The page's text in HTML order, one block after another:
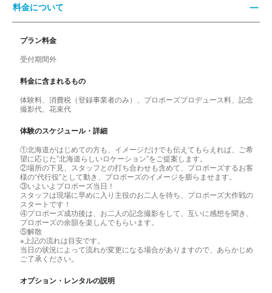
料金について
プラン料金
受付期間外
料金に含まれるもの
体験料、消費税（登録事業者のみ）、プロポーズプロデュース料、記念
撮影代、花束代
体験のスケジュール・詳細
①北海道がはじめての方も、イメージだけでも伝えてもらえれば、ご希
望に応じた”北海道らしいロケーション”をご提案します。
②場所の下見、スタッフとの打ち合わせも含めて、プロポーズするお客
様の“代行役”として動き、プロポーズのイメージを膨らませます。
③いよいよプロポーズ当日！
スタッフは現場に早めに入り主役のお二人を待ち、プロポーズ大作戦の
スタートです！
④プロポーズ成功後は、お二人の記念撮影をして、互いに感想を聞き、
プロポーズの余韻を楽しんでもらいます。
⑤解散
※上記の流れは目安です。
当日の状況によって流れが変更になる場合がありますので、あらかじめ
ご了承ください。
オプション・レンタルの説明